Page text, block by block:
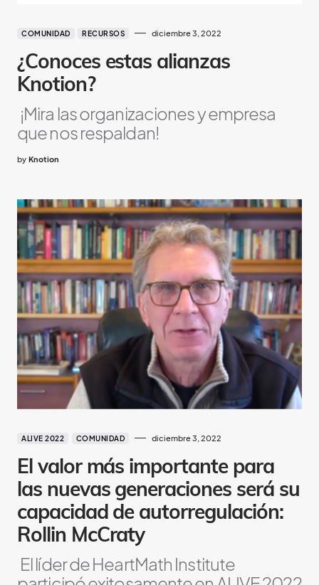
COMUNIDAD RECURSOS diciembre 3, 2022
¿Conoces estas alianzas
Knotion?
¡Mira las organizaciones y empresa
que nos respaldan!
by Knotion
ALIVE 2022 COMUNIDAD diciembre 3, 2022
El valor más importante para
las nuevas generaciones será su
capacidad de autorregulación:
Rollin McCraty
El líder de HeartMath Institute